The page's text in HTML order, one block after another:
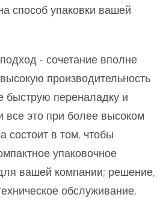
способ упаковки вашей
- сочетание вполне
производительность
быструю переналадку и
все это при более высоком
состоит в том, чтобы
упаковочное
вашей компании; решение,
обслуживание.